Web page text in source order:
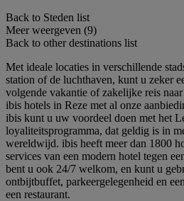
Back to Steden list
Meer weergeven (9)
Back to other destinations list
Met ideale locaties in verschillende
station of de luchthaven, kunt u zeker
volgende vakantie of zakelijke reis
ibis hotels in Reze met al onze
ibis kunt u uw voordeel doen met het
loyaliteitsprogramma, dat geldig is in
wereldwijd. ibis heeft meer dan 1800
services van een modern hotel tegen
bent u ook 24/7 welkom, en kunt u
ontbijtbuffet, parkeergelegenheid en
een restaurant.